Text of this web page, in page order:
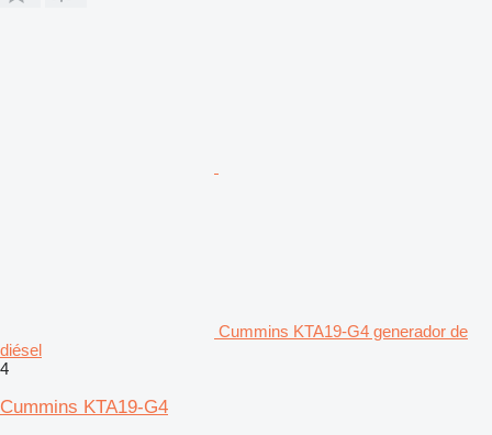
Cummins KTA19-G4 generador de
diésel
4
Cummins KTA19-G4